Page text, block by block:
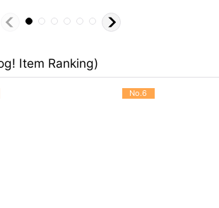
Item Ranking)
No.6